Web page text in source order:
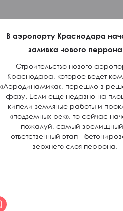
В аэропорту Краснодара
заливка нового перрона
Строительство нового
Краснодара, которое ведет
«Аэродинамика», перешло в
фазу. Если еще недавно на
кипели земляные работы и
«подземных рек», то сейчас
пожалуй, самый
ответственный этап -
верхнего слоя перрона.